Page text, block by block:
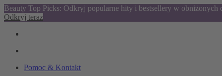
Beauty Top Picks: Odkryj popularne hity i bestsellery w obniżonych
Odkryj teraz
Pomoc & Kontakt